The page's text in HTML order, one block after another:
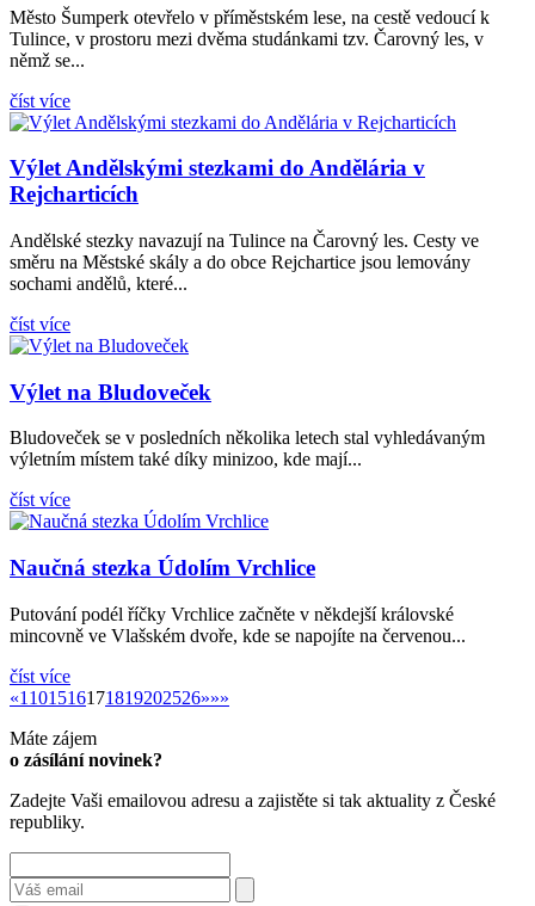
Město Šumperk otevřelo v příměstském lese, na cestě vedoucí k
Tulince, v prostoru mezi dvěma studánkami tzv. Čarovný les, v
němž se...
číst více
Výlet Andělskými stezkami do Andělária v
Rejcharticích
Andělské stezky navazují na Tulince na Čarovný les. Cesty ve
směru na Městské skály a do obce Rejchartice jsou lemovány
sochami andělů, které...
číst více
Výlet na Bludoveček
Bludoveček se v posledních několika letech stal vyhledávaným
výletním místem také díky minizoo, kde mají...
číst více
Naučná stezka Údolím Vrchlice
Putování podél říčky Vrchlice začněte v někdejší královské
mincovně ve Vlašském dvoře, kde se napojíte na červenou...
číst více
««1 101516171819202526»»
»»
Máte zájem
o zásílání novinek?
Zadejte Vaši emailovou adresu a zajistěte si tak aktuality z České
republiky.